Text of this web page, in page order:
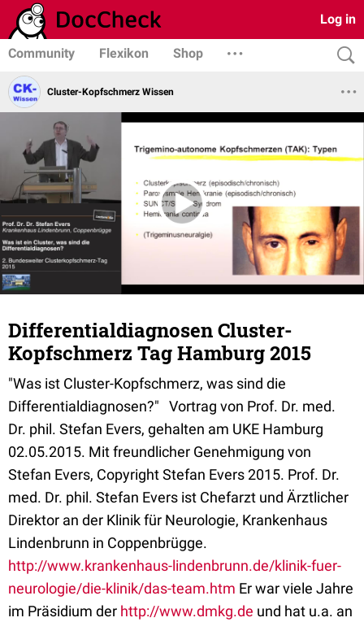
Log in
Community Flexikon Shop
Cluster-Kopfschmerz Wissen
Differentialdiagnosen Cluster-
Kopfschmerz Tag Hamburg 2015
"Was ist Cluster-Kopfschmerz, was sind die
Differentialdiagnosen?" Vortrag von Prof. Dr. med.
Dr. phil. Stefan Evers, gehalten am UKE Hamburg
02.05.2015. Mit freundlicher Genehmigung von
Stefan Evers, Copyright Stefan Evers 2015. Prof. Dr.
med. Dr. phil. Stefan Evers ist Chefarzt und Ärztlicher
Direktor an der Klinik für Neurologie, Krankenhaus
Lindenbrunn in Coppenbrügge.
http://www.krankenhaus-lindenbrunn.de/klinik-fuer-
neurologie/die-klinik/das-team.htm Er war viele Jahre
im Präsidium der http://www.dmkg.de und hat u.a. an